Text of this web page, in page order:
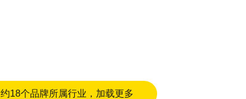
约18个品牌所属行业，加载更多